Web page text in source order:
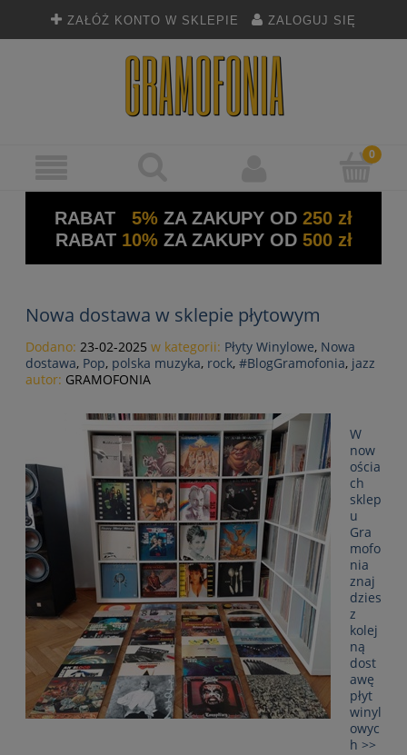
ZAŁÓŻ KONTO W SKLEPIE ZALOGUJ SIĘ
RABAT 5% ZA ZAKUPY OD 250 zł
RABAT 10%ZA ZAKUPY OD 500 zł
Nowa dostawa w sklepie płytowym
Dodano: 23-02-2025 w kategorii: Płyty Winylowe, Nowa
dostawa, Pop, polska muzyka, rock, #BlogGramofonia, jazz
autor: GRAMOFONIA
W
now
ościa
ch
sklep
u
Gra
mofo
nia
znaj
dzies
z
kolej
ną
dost
awę
płyt
winyl
owyc
h >>